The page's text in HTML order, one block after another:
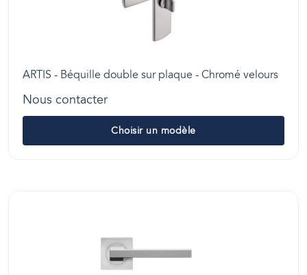
ARTIS - Béquille double sur plaque - Chromé velours
Nous contacter
Choisir un modèle